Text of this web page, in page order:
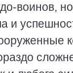
воинов,
и